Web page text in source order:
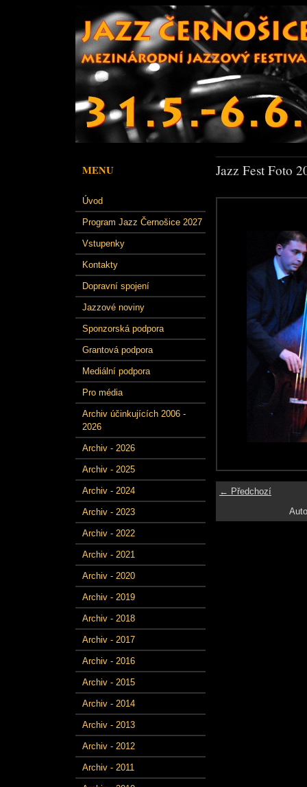
MENU
Úvod
Program Jazz Černošice 2027
Vstupenky
Kontakty
Dopravní spojení
Jazzové noviny
Sponzorská podpora
Grantová podpora
Mediální podpora
Pro média
Archiv účinkujících 2006 -
2026
Archiv - 2026
Archiv - 2025
Archiv - 2024
Archiv - 2023
Archiv - 2022
Archiv - 2021
Archiv - 2020
Archiv - 2019
Archiv - 2018
Archiv - 2017
Archiv - 2016
Archiv - 2015
Archiv - 2014
Archiv - 2013
Archiv - 2012
Archiv - 2011
Jazz Fest Foto
← Předchozí